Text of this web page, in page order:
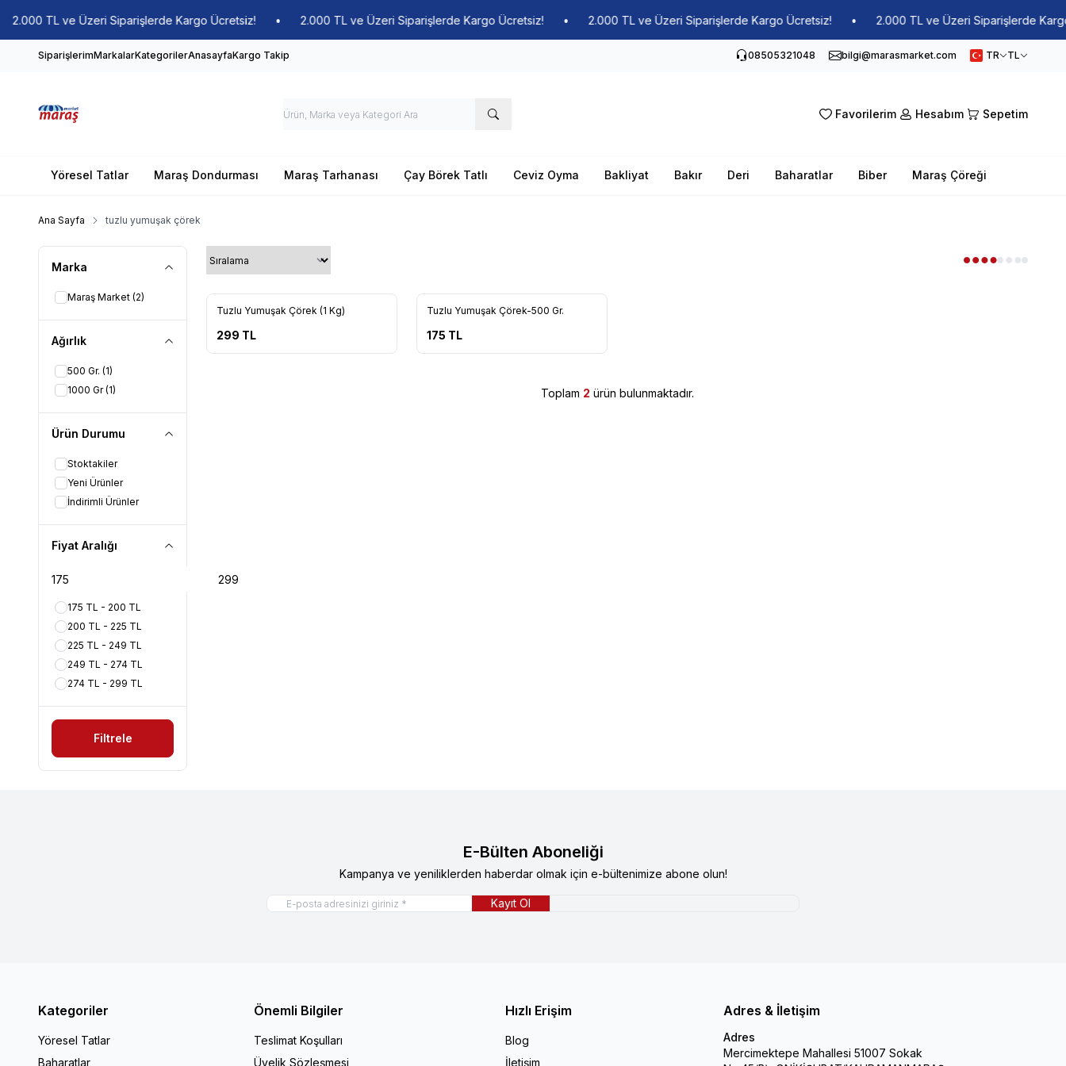
TL ve Üzeri Siparişlerde Kargo Ücretsiz! 2.000 TL ve Üzeri Siparişlerde Kargo Ücretsiz! 2.000 TL ve Üzeri Siparişlerde Kargo Ücretsiz! 2.000 TL ve Üzeri Siparişlerde Kargo
SiparişlerimMarkalarKategorilerAnasayfaKargo Takip 08505321048 bilgi@marasmarket.com TR TL
Favorilerim Hesabım Sepetim
Yöresel Tatlar Maraş Dondurması Maraş Tarhanası Çay Börek Tatlı Ceviz Oyma Bakliyat Bakır Deri Baharatlar Biber Maraş Çöreği
Ana Sayfa tuzlu yumuşak çörek
Marka
Maraş Market (2)
Ağırlık
500 Gr. (1)
1000 Gr(1)
Ürün Durumu
Stoktakiler
Yeni Ürünler
İndirimli Ürünler
Fiyat Aralığı
175 TL - 200 TL
200 TL - 225 TL
225 TL - 249 TL
249 TL - 274 TL
274 TL - 299 TL
Filtrele
Yeni
Tuzlu Yumuşak Çörek (1 Kg)
299 TL
Tuzlu Yumuşak Çörek-500 Gr.
175 TL
Toplam 2 ürün bulunmaktadır.
E-Bülten Aboneliği
Kampanya ve yeniliklerden haberdar olmak için e-bültenimize abone olun!
Kayıt Ol
Kategoriler
Yöresel Tatlar
Baharatlar
Önemli Bilgiler
Teslimat Koşulları
Üyelik Sözleşmesi
Hızlı Erişim
Blog
İletişim
Adres & İletişim
Adres
Mercimektepe Mahallesi 51007 Sokak